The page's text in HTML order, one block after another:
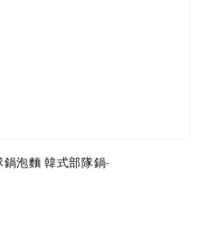
泡麵 韓式部隊鍋-